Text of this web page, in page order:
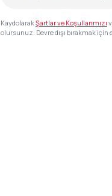
KaydolarakŞartlar ve Koşullarımızı
olursunuz. Devre dışı bırakmak için